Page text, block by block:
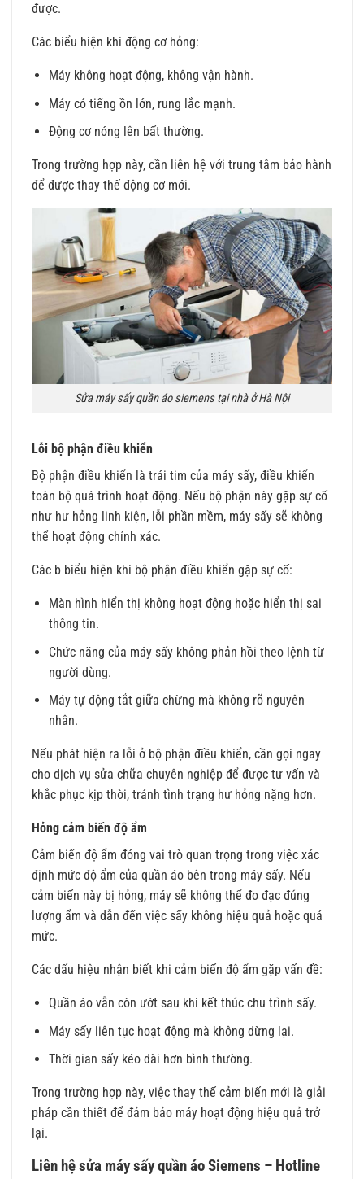
được.
Các biểu hiện khi động cơ hỏng:
Máy không hoạt động, không vận hành.
Máy có tiếng ồn lớn, rung lắc mạnh.
Động cơ nóng lên bất thường.
Trong trường hợp này, cần liên hệ với trung tâm bảo hành
để được thay thế động cơ mới.
Sửa máy sấy quần áo siemens tại nhà ở Hà Nội
Lỗi bộ phận điều khiển
Bộ phận điều khiển là trái tim của máy sấy, điều khiển
toàn bộ quá trình hoạt động. Nếu bộ phận này gặp sự cố
như hư hỏng linh kiện, lỗi phần mềm, máy sấy sẽ không
thể hoạt động chính xác.
Các b biểu hiện khi bộ phận điều khiển gặp sự cố:
Màn hình hiển thị không hoạt động hoặc hiển thị sai
thông tin.
Chức năng của máy sấy không phản hồi theo lệnh từ
người dùng.
Máy tự động tắt giữa chừng mà không rõ nguyên
nhân.
Nếu phát hiện ra lỗi ở bộ phận điều khiển, cần gọi ngay
cho dịch vụ sửa chữa chuyên nghiệp để được tư vấn và
khắc phục kịp thời, tránh tình trạng hư hỏng nặng hơn.
Hỏng cảm biến độ ẩm
Cảm biến độ ẩm đóng vai trò quan trọng trong việc xác
định mức độ ẩm của quần áo bên trong máy sấy. Nếu
cảm biến này bị hỏng, máy sẽ không thể đo đạc đúng
lượng ẩm và dẫn đến việc sấy không hiệu quả hoặc quá
mức.
Các dấu hiệu nhận biết khi cảm biến độ ẩm gặp vấn đề:
Quần áo vẫn còn ướt sau khi kết thúc chu trình sấy.
Máy sấy liên tục hoạt động mà không dừng lại.
Thời gian sấy kéo dài hơn bình thường.
Trong trường hợp này, việc thay thế cảm biến mới là giải
pháp cần thiết để đảm bảo máy hoạt động hiệu quả trở
lại.
Liên hệ sửa máy sấy quần áo Siemens – Hotline